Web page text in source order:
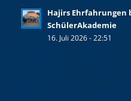
Hajirs Ehrfahrungen
SchülerAkademie
16. Juli 2026 - 22:51